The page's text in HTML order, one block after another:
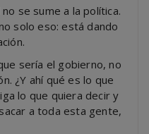
se sume a la política.
solo eso: está dando
sería el gobierno, no
¿Y ahí qué es lo que
lo que quiera decir y
a toda esta gente,